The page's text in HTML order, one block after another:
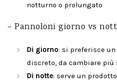
notturno o prolungato
– Pannoloni giorno vs
Di giorno: si preferisce
discreto, da cambiare più
Di notte: serve un prodotto